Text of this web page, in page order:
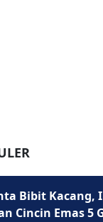
Bibit Kacang,
Cincin Emas 5